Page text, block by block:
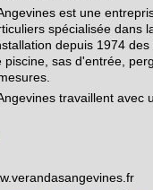
est une
spécialisée dans
depuis 1974 des
piscine, sas d'entrée,
travaillent avec